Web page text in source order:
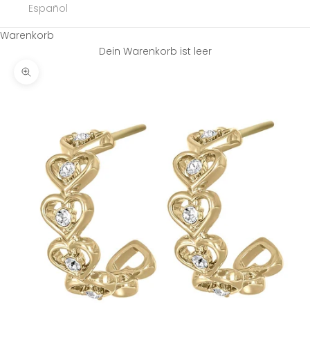
Español
Warenkorb
Dein Warenkorb ist leer
Bild vergrößern